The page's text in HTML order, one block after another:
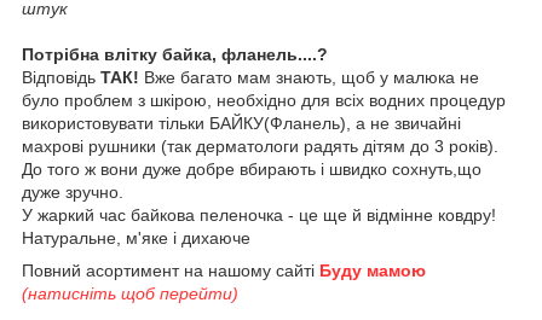
штук
Потрібна влітку байка, фланель....?
Відповідь ТАК! Вже багато мам знають, щоб у малюка не
було проблем з шкірою, необхідно для всіх водних процедур
використовувати тільки БАЙКУ(Фланель), а не звичайні
махрові рушники (так дерматологи радять дітям до 3 років).
До того ж вони дуже добре вбирають і швидко сохнуть,що
дуже зручно.
У жаркий час байкова пеленочка - це ще й відмінне ковдру!
Натуральне, м'яке і дихаюче
Повний асортимент на нашому сайті Буду мамою
(натисніть щоб перейти)